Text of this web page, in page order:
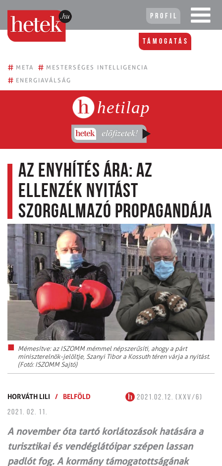
Profil
Támogatás
# META # MESTERSÉGES INTELLIGENCIA
# ENERGIAVÁLSÁG
hetilap
Az enyhítés ára: az
ellenzék nyitást
szorgalmazó propagandája
Mémesítve: az ISZOMM mémmel népszerűsíti, ahogy a párt
miniszterelnök-jelöltje, Szanyi Tibor a Kossuth téren várja a nyitást.
(Fotó: ISZOMM Sajtó)
HORVÁTH LILI / BELFÖLD
2021.02.12. (XXV/6)
2021. 02. 11.
A november óta tartó korlátozások hatására a
turisztikai és vendéglátóipar szépen lassan
padlót fog. A kormány támogatottságának